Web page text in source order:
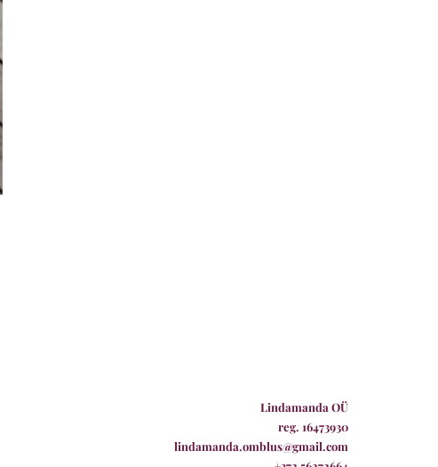
Lindamanda OÜ
reg. 16473930
lindamanda.omblus@gmail.com